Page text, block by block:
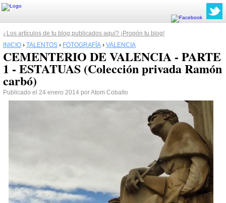
¿Los artículos de tu blog publicados aquí? ¡Propón tu blog!
INICIO › TALENTOS › FOTOGRAFÍA › VALENCIA
CEMENTERIO DE VALENCIA - PARTE
1 - ESTATUAS (Colección privada Ramón
carbó)
Publicado el 24 enero 2014 por Atom Cobalto